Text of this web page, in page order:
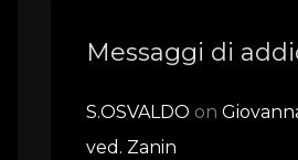
Messaggi di
S.OSVALDO on
ved. Zanin